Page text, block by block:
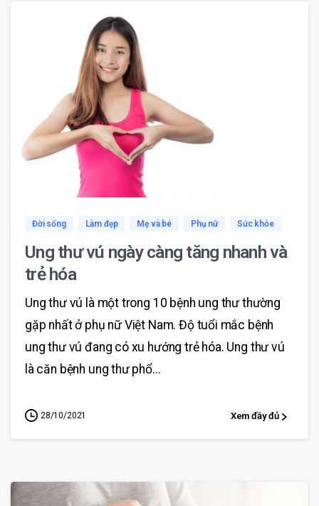
Đời sống Làm đẹp Mẹ và bé Phụ nữ Sức khỏe
Ung thư vú ngày càng tăng nhanh và
trẻ hóa
Ung thư vú là một trong 10 bệnh ung thư thường
gặp nhất ở phụ nữ Việt Nam. Độ tuổi mắc bệnh
ung thư vú đang có xu hướng trẻ hóa. Ung thư vú
là căn bệnh ung thư phổ...
28/10/2021 Xem đầy đủ